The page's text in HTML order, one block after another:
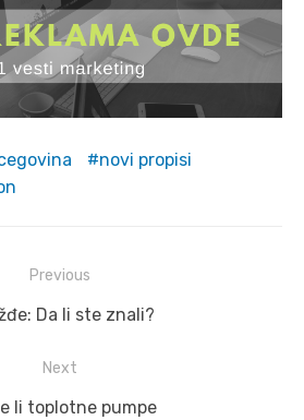
novi propisi
Previous
Da li ste znali?
Next
li toplotne pumpe